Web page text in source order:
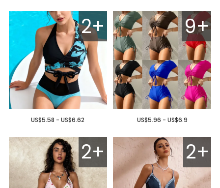
2+
US$5.58 - US$6.62
9+
US$5.96 - US$6.9
2+ 2+